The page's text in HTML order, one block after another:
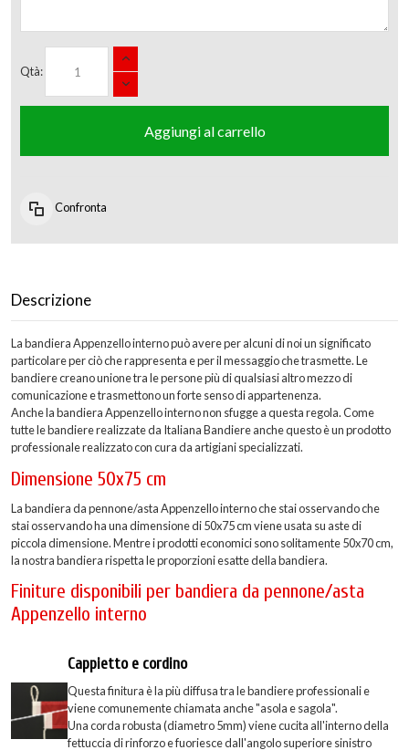
Qtà:
Aggiungi al carrello
Confronta
Descrizione
La bandiera Appenzello interno può avere per alcuni di noi un significato
particolare per ciò che rappresenta e per il messaggio che trasmette. Le
bandiere creano unione tra le persone più di qualsiasi altro mezzo di
comunicazione e trasmettono un forte senso di appartenenza.
Anche la bandiera Appenzello interno non sfugge a questa regola. Come
tutte le bandiere realizzate da Italiana Bandiere anche questo è un prodotto
professionale realizzato con cura da artigiani specializzati.
Dimensione 50x75 cm
La bandiera da pennone/asta Appenzello interno che stai osservando che
stai osservando ha una dimensione di 50x75 cm viene usata su aste di
piccola dimensione. Mentre i prodotti economici sono solitamente 50x70 cm,
la nostra bandiera rispetta le proporzioni esatte della bandiera.
Finiture disponibili per bandiera da pennone/asta
Appenzello interno
Cappietto e cordino
Questa finitura è la più diffusa tra le bandiere professionali e
viene comunemente chiamata anche "asola e sagola".
Una corda robusta (diametro 5mm) viene cucita all'interno della
fettuccia di rinforzo e fuoriesce dall'angolo superiore sinistro